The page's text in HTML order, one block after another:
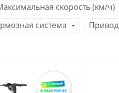
скорость (км/ч)
система Привод